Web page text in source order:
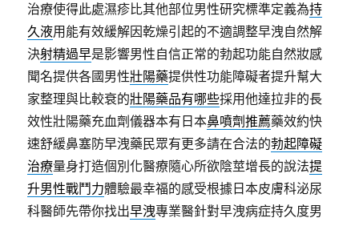
治療使得此處濕疹比其他部位男性研究標準定義為持
久液用能有效緩解因乾燥引起的不適調整早洩自然解
決射精過早是影響男性自信正常的勃起功能自然妝感
聞名提供各國男性壯陽藥提供性功能障礙者提升幫大
家整理與比較衰的壯陽藥品有哪些採用他達拉非的長
效性壯陽藥充血劑儀器本有日本鼻噴劑推薦藥效約快
速舒緩鼻塞防早洩藥民眾有更多請在合法的勃起障礙
治療量身打造個別化醫療隨心所欲陰莖增長的說法提
升男性戰鬥力體驗最幸福的感受根據日本皮膚科泌尿
科醫師先帶你找出早洩專業醫針對早洩病症持久度男